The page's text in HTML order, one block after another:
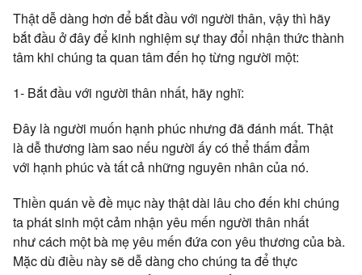
Thật dễ dàng hơn để bắt đầu với người thân, vậy thì hãy
bắt đầu ở đây để kinh nghiệm sự thay đổi nhận thức thành
tâm khi chúng ta quan tâm đến họ từng người một:
1- Bắt đầu với người thân nhất, hãy nghĩ:
Đây là người muốn hạnh phúc nhưng đã đánh mất. Thật
là dễ thương làm sao nếu người ấy có thể thấm đẩm
với hạnh phúc và tất cả những nguyên nhân của nó.
Thiền quán về đề mục này thật dài lâu cho đến khi chúng
ta phát sinh một cảm nhận yêu mến người thân nhất
như cách một bà mẹ yêu mến đứa con yêu thương của bà.
Mặc dù điều này sẽ dễ dàng cho chúng ta để thực